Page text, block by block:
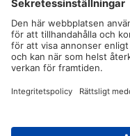
Leveransvillkor
Riktlinjer och åtaganden
Sociala medier